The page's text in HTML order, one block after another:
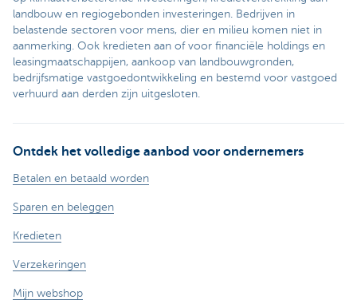
landbouw en regiogebonden investeringen. Bedrijven in
belastende sectoren voor mens, dier en milieu komen niet in
aanmerking. Ook kredieten aan of voor financiële holdings en
leasingmaatschappijen, aankoop van landbouwgronden,
bedrijfsmatige vastgoedontwikkeling en bestemd voor vastgoed
verhuurd aan derden zijn uitgesloten.
Ontdek het volledige aanbod voor ondernemers
Betalen en betaald worden
Sparen en beleggen
Kredieten
Verzekeringen
Mijn webshop